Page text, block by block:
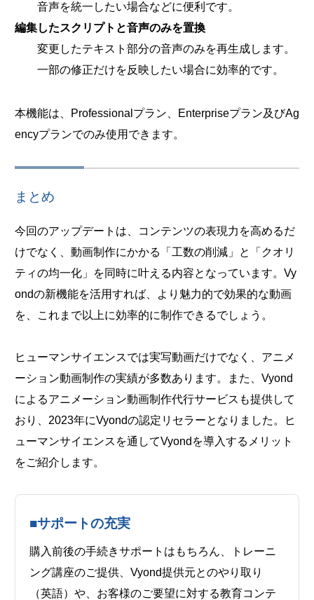
音声を統一したい場合などに便利です。
編集したスクリプトと音声のみを置換
変更したテキスト部分の音声のみを再生成します。
一部の修正だけを反映したい場合に効率的です。
本機能は、Professionalプラン、Enterpriseプラン及びAg
encyプランでのみ使用できます。
まとめ
今回のアップデートは、コンテンツの表現力を高めるだ
けでなく、動画制作にかかる「工数の削減」と「クオリ
ティの均一化」を同時に叶える内容となっています。Vy
ondの新機能を活用すれば、より魅力的で効果的な動画
を、これまで以上に効率的に制作できるでしょう。
ヒューマンサイエンスでは実写動画だけでなく、アニメ
ーション動画制作の実績が多数あります。また、Vyond
によるアニメーション動画制作代行サービスも提供して
おり、2023年にVyondの認定リセラーとなりました。ヒ
ューマンサイエンスを通してVyondを導入するメリット
をご紹介します。
■サポートの充実
購入前後の手続きサポートはもちろん、トレーニ
ング講座のご提供、Vyond提供元とのやり取り
（英語）や、お客様のご要望に対する教育コンテ